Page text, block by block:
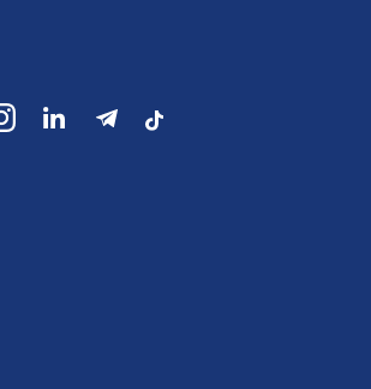
InstagramLinkedIn Telegram
Tiktok